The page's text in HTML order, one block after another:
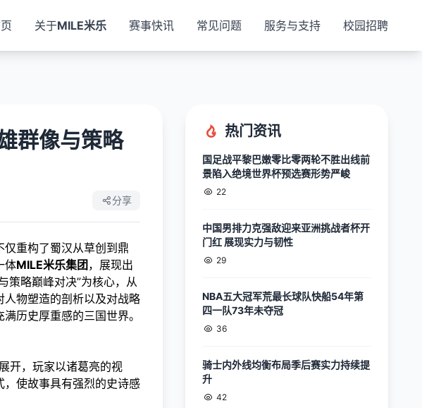
关于MILE米乐 赛事快讯 常见问题 服务与支持 校园招聘
群像与策略
分享
仅重构了蜀汉从草创到鼎
体MILE米乐集团 ，展现出
策略巅峰对决”为核心，从
物塑造的剖析以及对战略
历史厚重感的三国世界。
开，玩家以诸葛亮的视
使故事具有强烈的史诗感
热门资讯
国足战平黎巴嫩零比零两轮不胜出线前
景陷入绝境世界杯预选赛形势严峻
22
中国男排力克强敌迎来亚洲挑战者杯开
门红 展现实力与韧性
29
NBA五大冠军荒最长球队快船54年第
四一队73年未夺冠
36
骑士内外线均衡布局季后赛实力持续提
升
42